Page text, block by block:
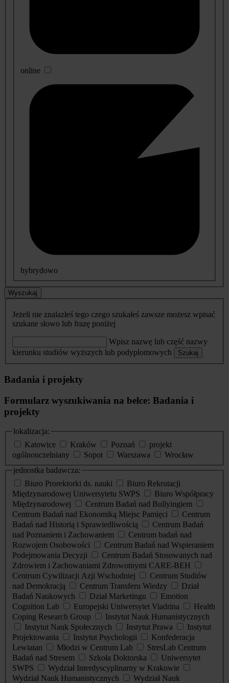
online
hybrydowo
Wyszukaj
Jeżeli nie znalazłeś tego czego szukałeś zawsze możesz wpisać
szukane słowo lub frazę poniżej
Wpisz nazwę lub część nazwy
kierunku studiów wyższych lub podyplomowych
Szukaj
Badania i projekty
Formularz wyszukiwania na belce: Badania i
projekty
lokalizacja:
Katowice
Kraków Poznań
projekt
ogólnouczelniany
Sopot Warszawa
Wrocław
jednostka badawcza:
Biuro Prorektorki ds. nauki
Biuro Rekrutacji
Międzynarodowej Uniwersytetu SWPS
Biuro Współpracy
Międzynarodowej
Centrum Badań nad Bullyingiem
Centrum Badań nad Ekonomiką Miejsc Pamięci
Centrum
Badań nad Historią i Sprawiedliwością
Centrum Badań
nad Poznaniem i Zachowaniem
Centrum badań nad
Rozwojem Osobowości
Centrum Badań nad Wspieraniem
Podejmowania Decyzji
Centrum Badań Stosowanych nad
Zdrowiem i Zachowaniami Zdrowotnymi CARE-BEH
Centrum Cywilizacji Azji Wschodniej
Centrum Studiów
nad Demokracją
Centrum Transferu Wiedzy
Dział
Badań Naukowych
Dział Marketingu
Emotion
Cognition Lab
Europejski Uniwersytet Viadrina
Health
Coping Research Group
Instytut Nauk Humanistycznych
Instytut Nauk Społecznych
Instytut Prawa
Instytut
Projektowania
Instytut Psychologii
Konfederacja
Lewiatan
Młodzi w Centrum Lab
StresLab Centrum
Badań nad Stresem
Szkoła Doktorska
Uniwersytet
SWPS
Wydział Interdyscyplinarny w Krakowie
Wydział Nauk Humanistycznych
Wydział Nauk